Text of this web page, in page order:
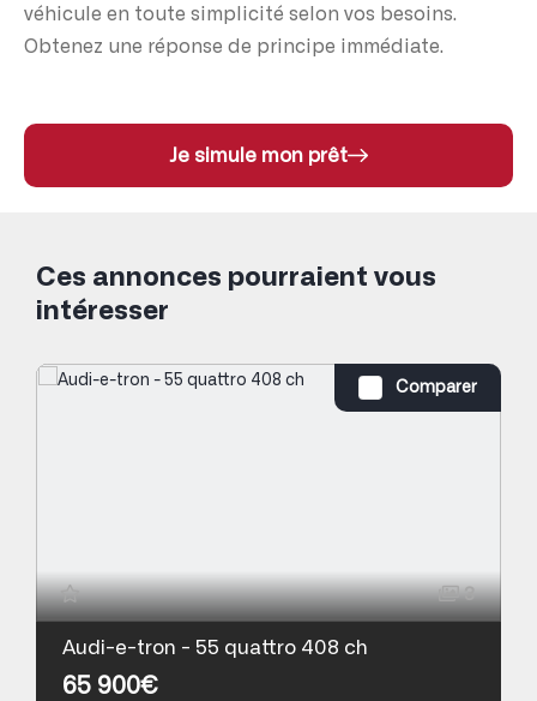
véhicule en toute simplicité selon vos besoins.
Obtenez une réponse de principe immédiate.
Je simule mon prêt
Ces annonces pourraient vous
intéresser
Comparer
3
Audi-e-tron - 55 quattro 408 ch
65 900€